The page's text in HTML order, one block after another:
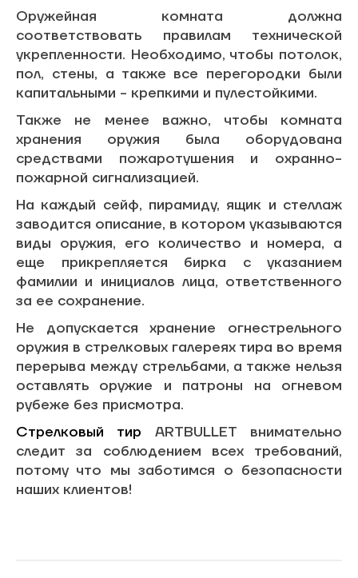
Оружейная комната должна
соответствовать правилам технической
укрепленности. Необходимо, чтобы потолок,
пол, стены, а также все перегородки были
капитальными - крепкими и пулестойкими.
Также не менее важно, чтобы комната
хранения оружия была оборудована
средствами пожаротушения и охранно-
пожарной сигнализацией.
На каждый сейф, пирамиду, ящик и стеллаж
заводится описание, в котором указываются
виды оружия, его количество и номера, а
еще прикрепляется бирка с указанием
фамилии и инициалов лица, ответственного
за ее сохранение.
Не допускается хранение огнестрельного
оружия в стрелковых галереях тира во время
перерыва между стрельбами, а также нельзя
оставлять оружие и патроны на огневом
рубеже без присмотра.
Стрелковый тир ARTBULLET внимательно
следит за соблюдением всех требований,
потому что мы заботимся о безопасности
наших клиентов!